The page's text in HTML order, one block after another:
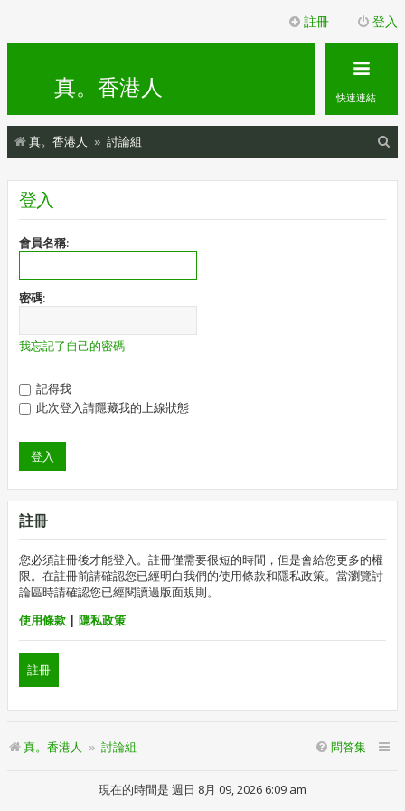
登入
註冊
真。香港人 快速連結
真。香港人 討論組
登入
會員名稱:
密碼:
我忘記了自己的密碼
記得我
此次登入請隱藏我的上線狀態
註冊
您必須註冊後才能登入。註冊僅需要很短的時間，但是會給您更多的權
限。在註冊前請確認您已經明白我們的使用條款和隱私政策。當瀏覽討
論區時請確認您已經閱讀過版面規則。
使用條款 | 隱私政策
註冊
真。香港人 討論組 問答集
現在的時間是 週日 8月 09, 2026 6:09 am